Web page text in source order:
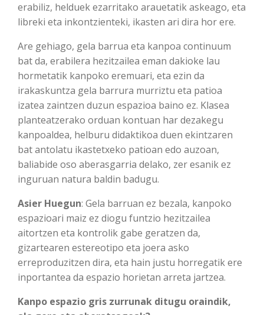
erabiliz, helduek ezarritako arauetatik askeago, eta
libreki eta inkontzienteki, ikasten ari dira hor ere.
Are gehiago, gela barrua eta kanpoa continuum
bat da, erabilera hezitzailea eman dakioke lau
hormetatik kanpoko eremuari, eta ezin da
irakaskuntza gela barrura murriztu eta patioa
izatea zaintzen duzun espazioa baino ez. Klasea
planteatzerako orduan kontuan har dezakegu
kanpoaldea, helburu didaktikoa duen ekintzaren
bat antolatu ikastetxeko patioan edo auzoan,
baliabide oso aberasgarria delako, zer esanik ez
inguruan natura baldin badugu.
Asier Huegun: Gela barruan ez bezala, kanpoko
espazioari maiz ez diogu funtzio hezitzailea
aitortzen eta kontrolik gabe geratzen da,
gizartearen estereotipo eta joera asko
erreproduzitzen dira, eta hain justu horregatik ere
inportantea da espazio horietan arreta jartzea.
Kanpo espazio gris zurrunak ditugu oraindik,